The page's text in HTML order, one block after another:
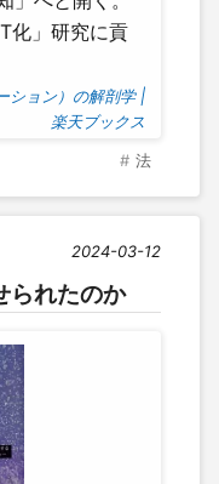
化」研究に貢
ション）の解剖学 |
楽天ブックス
法
2024-03-12
られたのか